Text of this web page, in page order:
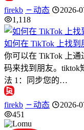
firekb 动态
2026-
1,118
如何在 TikTok 上找到
你可以在 TikTok 上
码来找到朋友。tiktok
法 1：同步您的…
firekb 动态
2026-
451